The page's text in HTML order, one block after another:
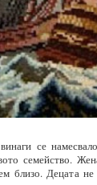
се
семейство.
близо. Децата